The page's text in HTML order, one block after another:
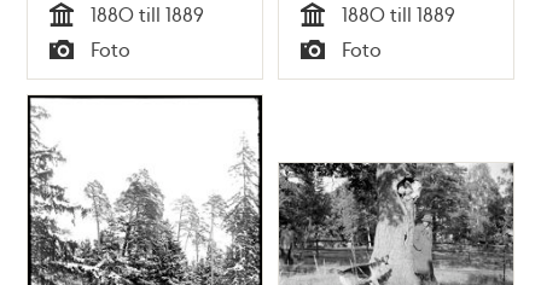
Tid
1880 till 1889
Typ
Foto Tid
1880 till 1889
Typ
Foto